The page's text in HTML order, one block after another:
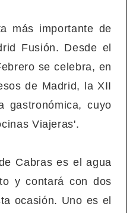
más importante de
Fusión. Desde el
se celebra, en
de Madrid, la XII
gastronómica, cuyo
Viajeras'.
Cabras es el agua
y contará con dos
ocasión. Uno es el